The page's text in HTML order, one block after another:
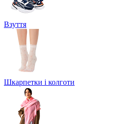
Взуття
Шкарпетки і колготи